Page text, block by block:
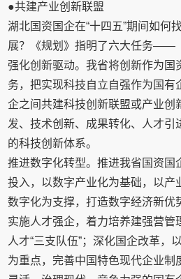
●共建产业创新联盟
湖北国资国企在“十四五”期间如何
展？《规划》指明了六大任务——
强化创新驱动。我省将创新作为国
务，把实现科技自立自强作为国有
企之间共建科技创新联盟或产业创
发、技术创新、成果转化、人才引
的科技创新体系。
推进数字化转型。推进我省国资国
投入，以数字产业化为基础，以产
数字化为支撑，打造数字经济新优
实施人才强企，着力培养建强营管
人才“三支队伍”；深化国企改革，
为重点，完善中国特色现代企业制